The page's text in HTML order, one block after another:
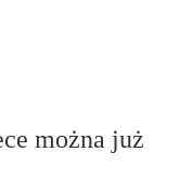
można już